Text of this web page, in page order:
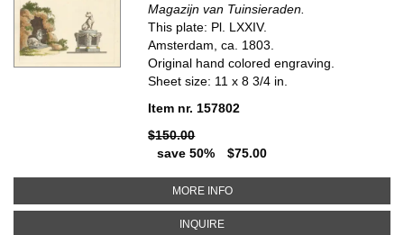
Magazijn van Tuinsieraden.
This plate: Pl. LXXIV.
Amsterdam, ca. 1803.
Original hand colored engraving.
Sheet size: 11 x 8 3/4 in.
Item nr. 157802
$150.00
save 50%
$75.00
MORE INFOABOUT PL. LXXIV. MAGAZIJN
INQUIREABOUT PL. LXXIV. MAGAZIJN VAN